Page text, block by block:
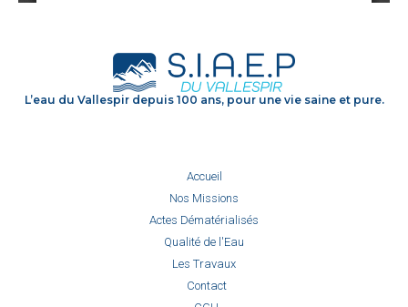
L’eau du Vallespir depuis 100 ans, pour une vie saine et pure.
Accueil
Nos Missions
Actes Dématérialisés
Qualité de l'Eau
Les Travaux
Contact